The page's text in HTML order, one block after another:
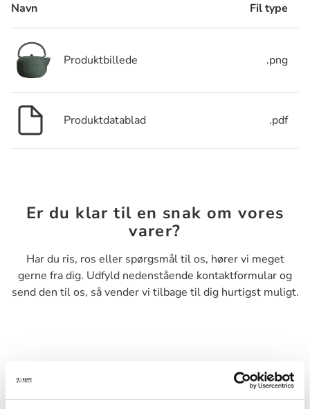
Navn Fil type
Produktbillede .png
Produktdatablad .pdf
Er du klar til en snak om vores
varer?
Har du ris, ros eller spørgsmål til os, hører vi meget
gerne fra dig. Udfyld nedenstående kontaktformular og
send den til os, så vender vi tilbage til dig hurtigst muligt.